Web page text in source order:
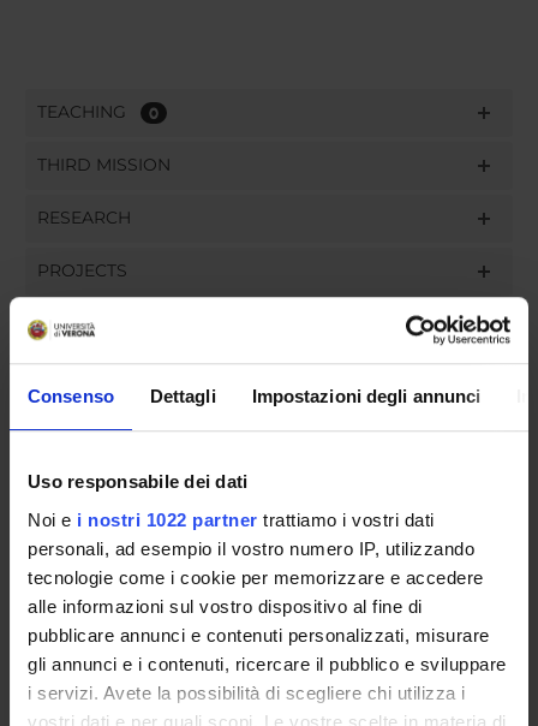
Consenso Dettagli Impostazioni degli annunci
Uso responsabile dei dati
Noi e i nostri 1022 partner trattiamo i vostri dati
personali, ad esempio il vostro numero IP, utilizzando
tecnologie come i cookie per memorizzare e accedere
alle informazioni sul vostro dispositivo al fine di
pubblicare annunci e contenuti personalizzati, misurare
gli annunci e i contenuti, ricercare il pubblico e sviluppare
i servizi. Avete la possibilità di scegliere chi utilizza i
vostri dati e per quali scopi. Le vostre scelte in materia di
TEACHING 0
THIRD MISSION
RESEARCH
PROJECTS
ASSIGNMENTS
COMMITTEES
DEPARTMENT ADMINISTRATION OFFICES
STUDENT ADMINISTRATION OFFICES